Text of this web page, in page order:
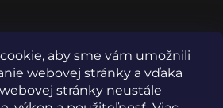
aby sme vám umožnili
webovej stránky a vďaka
stránky neustále